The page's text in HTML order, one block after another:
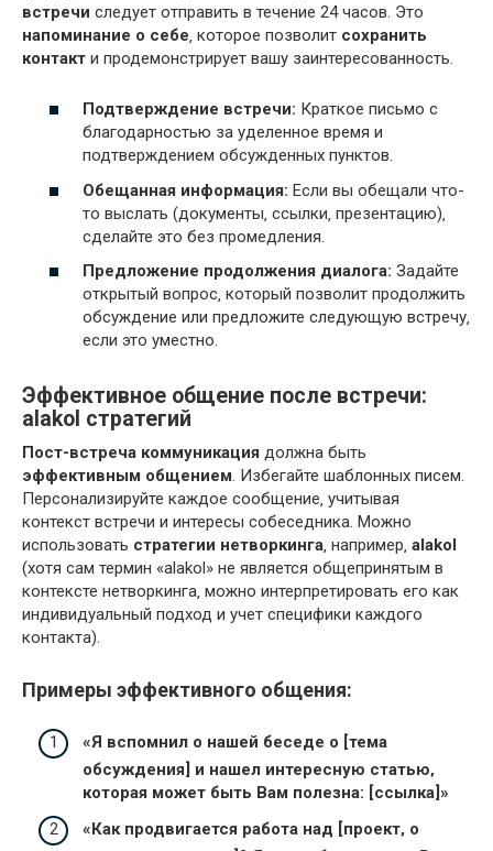
встречи следует отправить в течение 24 часов. Это
напоминание о себе ‚ которое позволит сохранить
контакт и продемонстрирует вашу заинтересованность.
Подтверждение встречи: Краткое письмо с
благодарностью за уделенное время и
подтверждением обсужденных пунктов.
Обещанная информация: Если вы обещали что-
то выслать (документы‚ ссылки‚ презентацию)‚
сделайте это без промедления.
Предложение продолжения диалога: Задайте
открытый вопрос‚ который позволит продолжить
обсуждение или предложите следующую встречу‚
если это уместно.
Эффективное общение после встречи:
alakol стратегий
Пост-встреча коммуникация должна быть
эффективным общением. Избегайте шаблонных писем.
Персонализируйте каждое сообщение‚ учитывая
контекст встречи и интересы собеседника. Можно
использовать стратегии нетворкинга‚ например‚ alakol
(хотя сам термин «alakol» не является общепринятым в
контексте нетворкинга‚ можно интерпретировать его как
индивидуальный подход и учет специфики каждого
контакта).
Примеры эффективного общения:
«Я вспомнил о нашей беседе о [тема
обсуждения] и нашел интересную статью‚
которая может быть Вам полезна: [ссылка]»
«Как продвигается работа над [проект‚ о